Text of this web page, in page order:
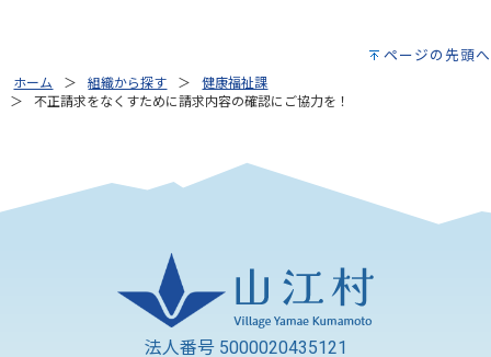
ページの先頭へ
ホーム 組織から探す
健康福祉課
不正請求をなくすために請求内容の確認にご協力を！
法人番号 5000020435121